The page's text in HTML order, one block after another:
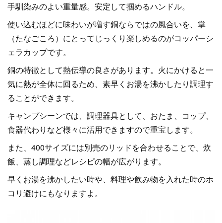
手馴染みのよい重量感。安定して掴めるハンドル。
使い込むほどに味わいが増す銅ならではの風合いを、掌
（たなごころ）にとってじっくり楽しめるのがコッパーシ
ェラカップです。
銅の特徴として熱伝導の良さがあります。火にかけると一
気に熱が全体に回るため、素早くお湯を沸かしたり調理す
ることができます。
キャンプシーンでは、調理器具として、おたま、コップ、
食器代わりなど様々に活用できますので重宝します。
また、400サイズには別売のリッドを合わせることで、炊
飯、蒸し調理などレシピの幅が広がります。
早くお湯を沸かしたい時や、料理や飲み物を入れた時のホ
コリ避けにもなりますよ。